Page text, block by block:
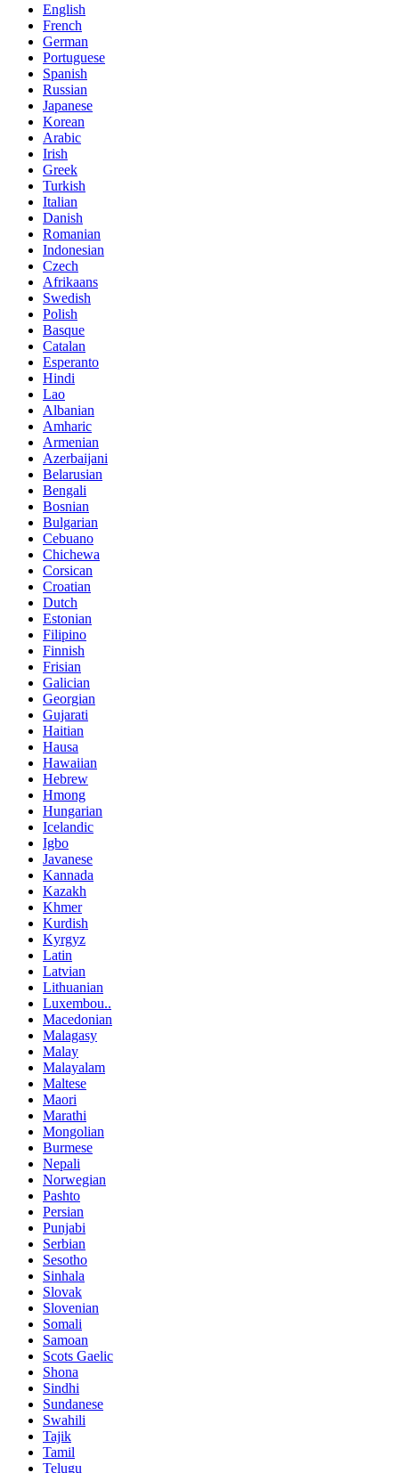
English
French
German
Portuguese
Spanish
Russian
Japanese
Korean
Arabic
Irish
Greek
Turkish
Italian
Danish
Romanian
Indonesian
Czech
Afrikaans
Swedish
Polish
Basque
Catalan
Esperanto
Hindi
Lao
Albanian
Amharic
Armenian
Azerbaijani
Belarusian
Bengali
Bosnian
Bulgarian
Cebuano
Chichewa
Corsican
Croatian
Dutch
Estonian
Filipino
Finnish
Frisian
Galician
Georgian
Gujarati
Haitian
Hausa
Hawaiian
Hebrew
Hmong
Hungarian
Icelandic
Igbo
Javanese
Kannada
Kazakh
Khmer
Kurdish
Kyrgyz
Latin
Latvian
Lithuanian
Luxembou..
Macedonian
Malagasy
Malay
Malayalam
Maltese
Maori
Marathi
Mongolian
Burmese
Nepali
Norwegian
Pashto
Persian
Punjabi
Serbian
Sesotho
Sinhala
Slovak
Slovenian
Somali
Samoan
Scots Gaelic
Shona
Sindhi
Sundanese
Swahili
Tajik
Tamil
Telugu